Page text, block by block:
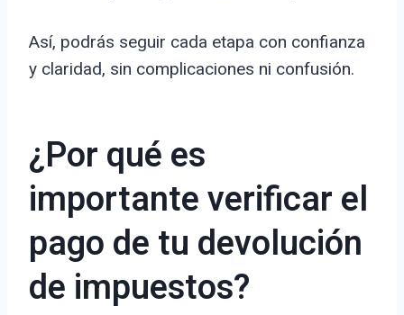
Así, podrás seguir cada etapa con confianza
y claridad, sin complicaciones ni confusión.
¿Por qué es
importante verificar el
pago de tu devolución
de impuestos?